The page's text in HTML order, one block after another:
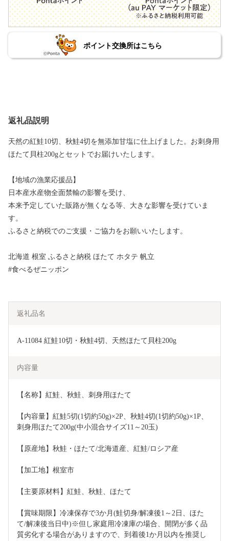
ポイント交換所はこちら
返礼品説明
天然の紅鮭10切、秋鮭4切を無添加甘塩に仕上げました。お刺身用
ほたて貝柱200gとセットでお届けいたします。
【地域の漁業応援品】
日本産水産物全面禁輸の影響を受け、
本来予定していた販路が無くなる等、大きな影響を受けていま
す。
ふるさと納税でのご支援・ご協力をお願いいたします。
北海道 根室 ふるさと納税 ほたて ホタテ 帆立
#食べるぜニッポン
返礼品名
A-11084 紅鮭10切・秋鮭4切、天然ほたて貝柱200g
内容量
【名称】紅鮭、秋鮭、刺身用ほたて
【内容量】紅鮭5切(1切約50g)×2P、秋鮭4切(1切約50g)×1P、
刺身用ほたて200g(中小混合サイズ11～20玉)
【原産地】秋鮭・ほたて/北海道産、紅鮭/ロシア産
【加工地】根室市
【主要原材料】紅鮭、秋鮭、ほたて
【賞味期限】冷凍保存で3か月(鮭切身/解凍後1～2日、ほた
て/解凍後当日中)※但し家庭用冷凍庫の場合、開閉が多く品
質劣化する場合がありますので、到着後1か月以内を推奨し